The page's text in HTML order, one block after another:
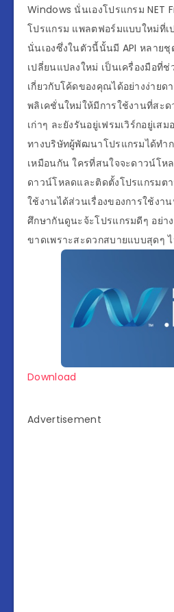
Windows นั่นเองโปรแกรม NET
โปรแกรม แพลตฟอร์มแบบใหม่ที่เ
นั่นเองซึ่งในตัวนี้นั้นมี API หลาย
เปลี่ยนแปลงใหม่ เป็นเครื่องมือที่
เกี่ยวกับโค้ดของคุณได้อย่างง่ายด
พลิเคชั่นใหม่ให้มีการใช้งานที่สะ
เก่าๆ ละยังรันอยู่เฟรมเวิร์กอยู่เส
ทางบริษัทผู้พัฒนาโปรแกรมได้ทำ
เหมือนกัน ใครที่สนใจจะดาวน์โห
ดาวน์โหลดและติดตั้งโปรแกรมต
ใช้งานได้ส่วนเรื่องของการใช้งา
ศึกษากันดูนะจ้ะโปรแกรมดีๆ อย่า
ขาดเพราะสะดวกสบายแบบสุดๆ ไ
Download
Advertisement